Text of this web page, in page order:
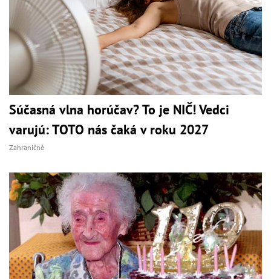
Súčasná vlna horúčav? To je NIČ! Vedci
varujú: TOTO nás čaká v roku 2027
Zahraničné